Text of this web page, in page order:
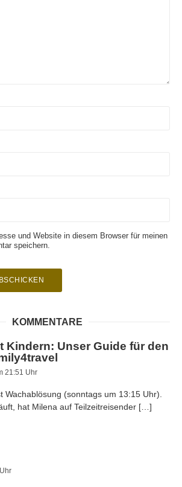
und Website in diesem Browser für meinen
speichern.
KOMMENTARE
Kindern: Unser Guide für den
21:51 Uhr
(sonntags um 13:15 Uhr).
hat Milena auf Teilzeitreisender […]